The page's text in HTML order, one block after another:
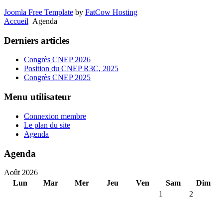
Joomla Free Template by FatCow Hosting
Accueil Agenda
Derniers articles
Congrès CNEP 2026
Position du CNEP R3C, 2025
Congrès CNEP 2025
Menu utilisateur
Connexion membre
Le plan du site
Agenda
Agenda
Août 2026
Lun
Mar Mer Jeu Ven Sam
Dim
1
2